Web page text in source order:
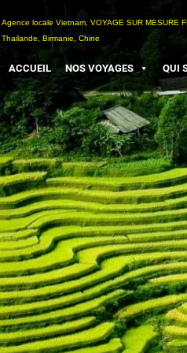
Agence locale Vietnam, VOYAGE SUR MESURE
Thailande, Birmanie, Chine
ACCUEIL NOS VOYAGES QUI